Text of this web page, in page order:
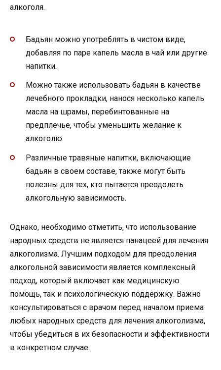
алкоголя.
Бадьян можно употреблять в чистом виде,
добавляя по паре капель масла в чай или другие
напитки.
Можно также использовать бадьян в качестве
лечебного прокладки, нанося несколько капель
масла на шрамы, перебинтованные на
предплечье, чтобы уменьшить желание к
алкоголю.
Различные травяные напитки, включающие
бадьян в своем составе, также могут быть
полезны для тех, кто пытается преодолеть
алкогольную зависимость.
Однако, необходимо отметить, что использование
народных средств не является панацеей для лечения
алкоголизма. Лучшим подходом для преодоления
алкогольной зависимости является комплексный
подход, который включает как медицинскую
помощь, так и психологическую поддержку. Важно
консультироваться с врачом перед началом приема
любых народных средств для лечения алкоголизма,
чтобы убедиться в их безопасности и эффективности
в конкретном случае.